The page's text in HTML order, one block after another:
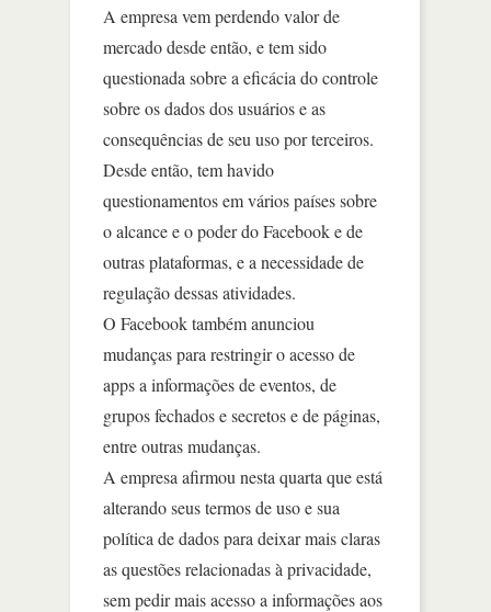
A empresa vem perdendo valor de
mercado desde então, e tem sido
questionada sobre a eficácia do controle
sobre os dados dos usuários e as
consequências de seu uso por terceiros.
Desde então, tem havido
questionamentos em vários países sobre
o alcance e o poder do Facebook e de
outras plataformas, e a necessidade de
regulação dessas atividades.
O Facebook também anunciou
mudanças para restringir o acesso de
apps a informações de eventos, de
grupos fechados e secretos e de páginas,
entre outras mudanças.
A empresa afirmou nesta quarta que está
alterando seus termos de uso e sua
política de dados para deixar mais claras
as questões relacionadas à privacidade,
sem pedir mais acesso a informações aos